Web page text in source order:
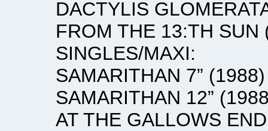
DACTYLIS GLOMERATA
FROM THE 13:TH SUN
SINGLES/MAXI:
SAMARITHAN 7” (1988)
SAMARITHAN 12”
AT THE GALLOWS END